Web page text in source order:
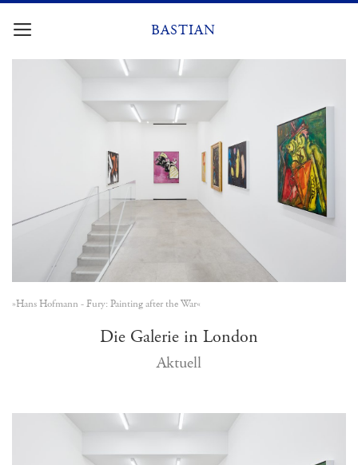
Zum
Inhalt
BASTIAN
»Hans Hofmann - Fury: Painting after the War«
Die Galerie in London
Aktuell